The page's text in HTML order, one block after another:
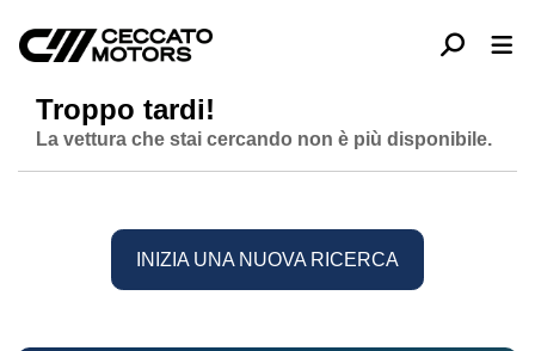
Troppo tardi!
La vettura che stai cercando non è più disponibile.
INIZIA UNA NUOVA RICERCA